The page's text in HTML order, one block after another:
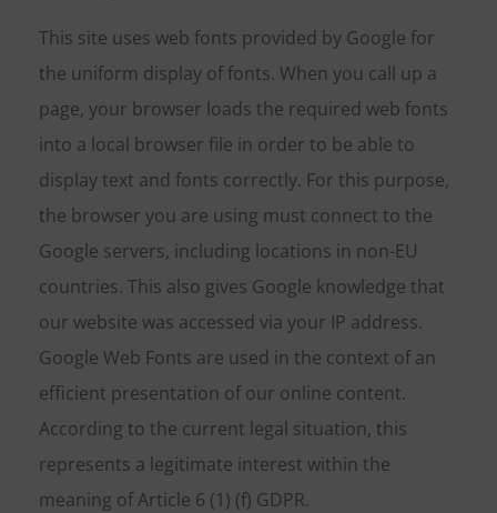
This site uses web fonts provided by Google for
the uniform display of fonts. When you call up a
page, your browser loads the required web fonts
into a local browser file in order to be able to
display text and fonts correctly. For this purpose,
the browser you are using must connect to the
Google servers, including locations in non-EU
countries. This also gives Google knowledge that
our website was accessed via your IP address.
Google Web Fonts are used in the context of an
efficient presentation of our online content.
According to the current legal situation, this
represents a legitimate interest within the
meaning of Article 6 (1) (f) GDPR.